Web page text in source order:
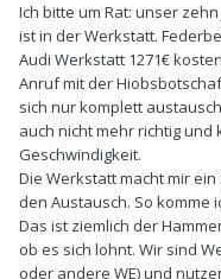
Ich bitte um Rat: unser zehn
ist in der Werkstatt.
Audi Werkstatt 1271€
Anruf mit der
sich nur komplett
auch nicht mehr richtig und
Geschwindigkeit.
Die Werkstatt macht mir
den Austausch. So komme
Das ist ziemlich der
ob es sich lohnt. Wir sind
oder andere WE) und